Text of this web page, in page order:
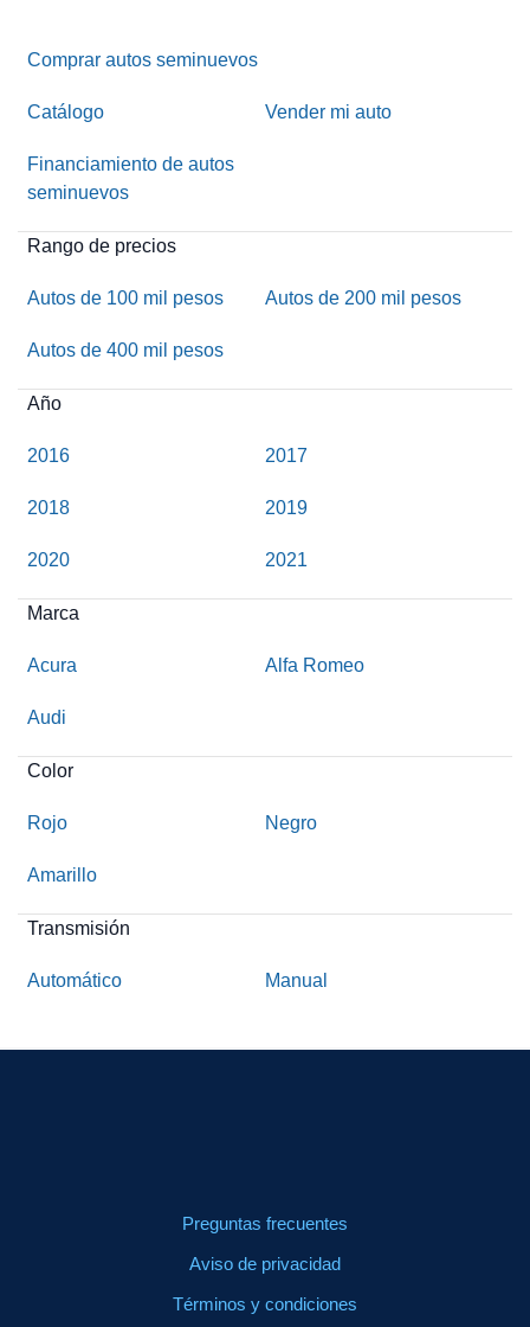
Comprar autos seminuevos
Catálogo Vender mi auto
Financiamiento de autos
seminuevos
Rango de precios
Autos de 100 mil pesos Autos de 200 mil pesos
Autos de 400 mil pesos
Año
2016 2017
2018 2019
2020 2021
Marca
Acura Alfa Romeo
Audi
Color
Rojo Negro
Amarillo
Transmisión
Automático Manual
Preguntas frecuentes
Aviso de privacidad
Términos y condiciones